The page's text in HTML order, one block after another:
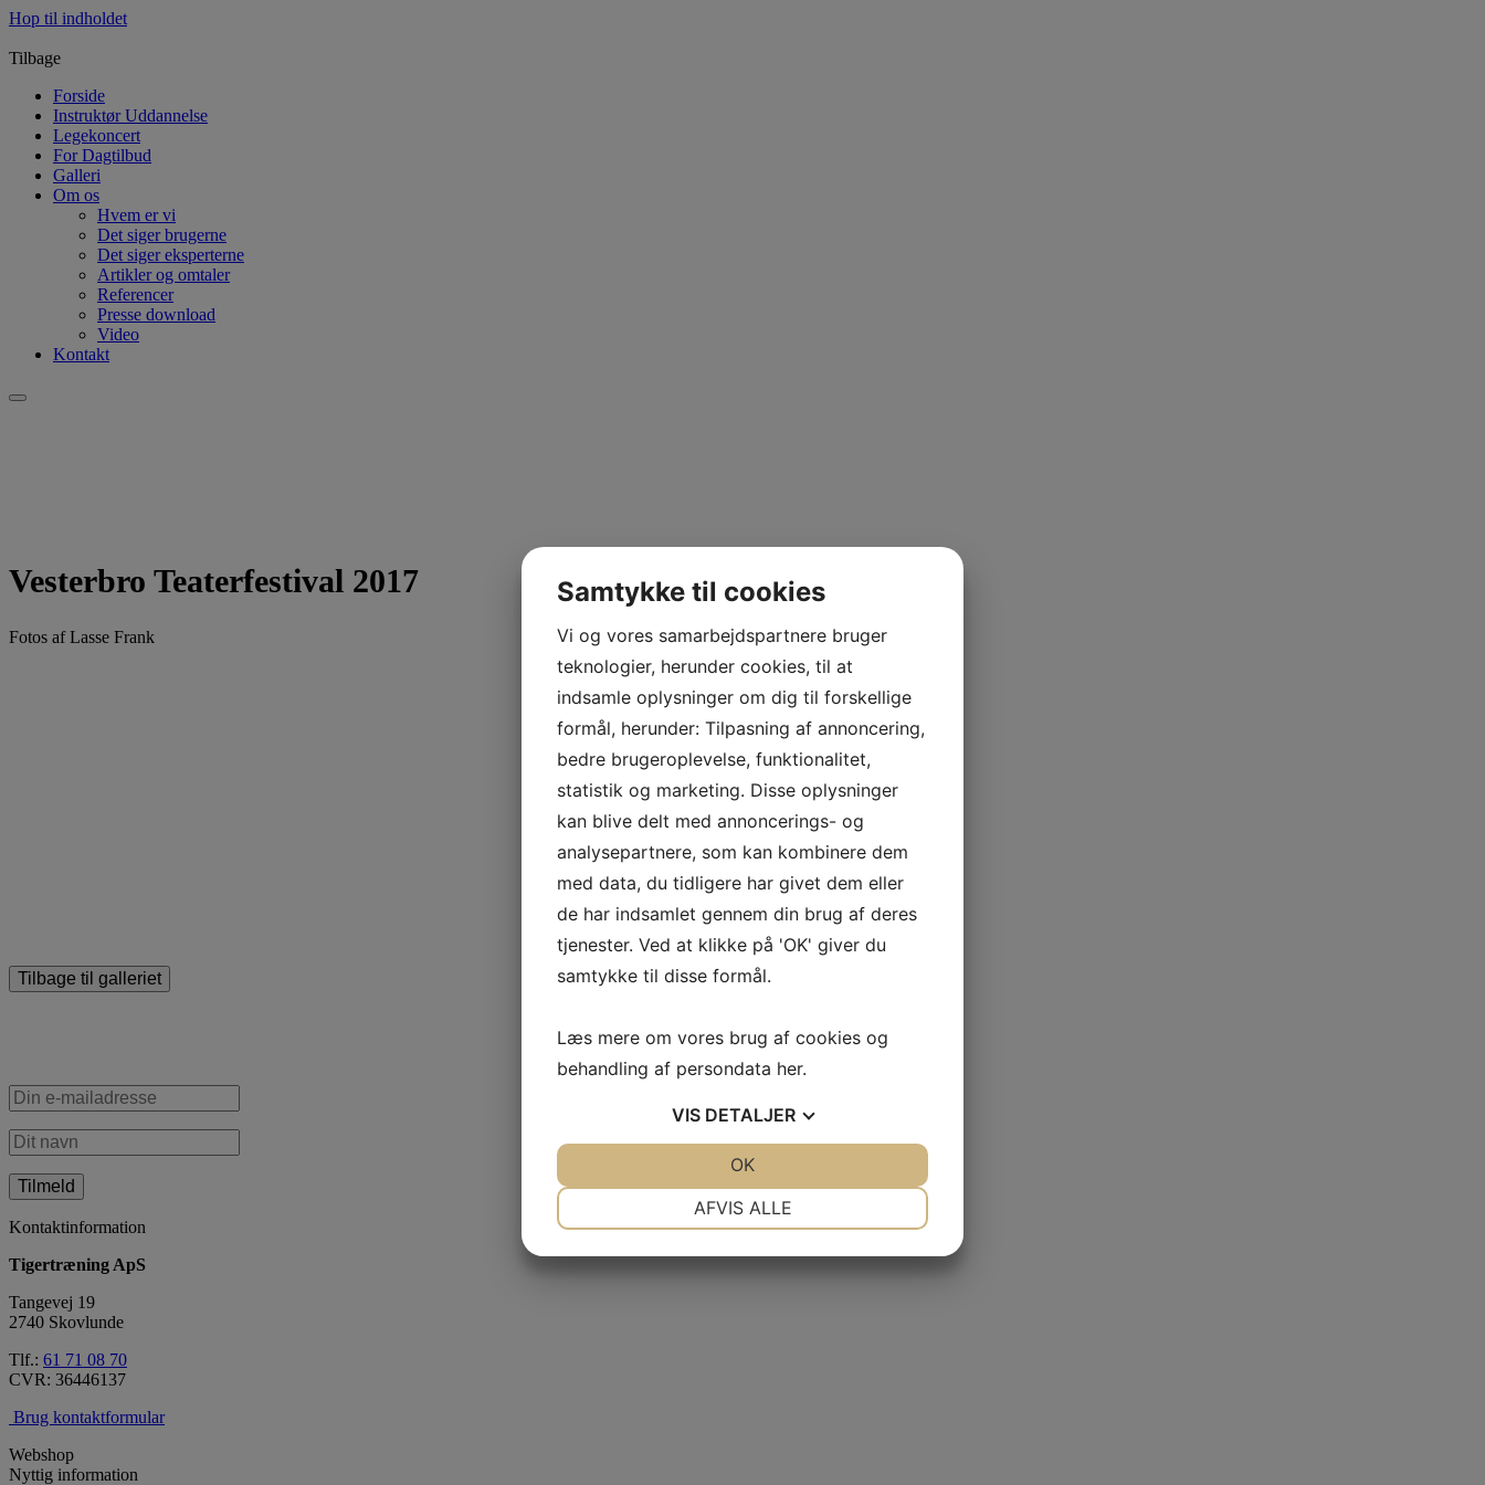
Hop til indholdet
Tilbage
Forside
Instruktør Uddannelse
Legekoncert
For Dagtilbud
Galleri
Om os
Hvem er vi
Det siger brugerne
Det siger eksperterne
Artikler og omtaler
Referencer
Presse download
Video
Kontakt
Vesterbro Teaterfestival 2017
Fotos af Lasse Frank
Tilbage til galleriet
Kontaktinformation
Tigertræning ApS
Tangevej 19
2740 Skovlunde
Tlf.: 61 71 08 70
CVR: 36446137
Brug kontaktformular
Webshop
Nyttig information
Samtykke til cookies
Vi og vores samarbejdspartnere bruger
teknologier, herunder cookies, til at
indsamle oplysninger om dig til forskellige
formål, herunder: Tilpasning af annoncering,
bedre brugeroplevelse, funktionalitet,
statistik og marketing. Disse oplysninger
kan blive delt med annoncerings- og
analysepartnere, som kan kombinere dem
med data, du tidligere har givet dem eller
de har indsamlet gennem din brug af deres
tjenester. Ved at klikke på 'OK' giver du
samtykke til disse formål.
Læs mere om vores brug af cookies og
behandling af persondata her.
VIS DETALJER
AFVIS ALLE
OK